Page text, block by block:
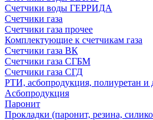
Счетчики воды ГЕРРИДА
Счетчики газа
Счетчики газа прочее
Комплектующие к счетчикам газа
Счетчики газа ВК
Счетчики газа СГБМ
Счетчики газа СГД
РТИ, асбопродукция, полиуретан и
Асбопродукция
Паронит
Прокладки (паронит, резина,